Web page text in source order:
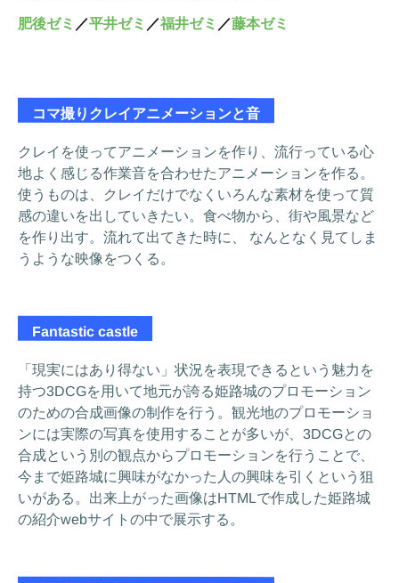
肥後ゼミ ／平井ゼミ ／福井ゼミ ／藤本ゼミ
コマ撮りクレイアニメーションと音
クレイを使ってアニメーションを作り、流行っている心
地よく感じる作業音を合わせたアニメーションを作る。
使うものは、クレイだけでなくいろんな素材を使って質
感の違いを出していきたい。食べ物から、街や風景など
を作り出す。流れて出てきた時に、 なんとなく見てしま
うような映像をつくる。
Fantastic castle
「現実にはあり得ない」状況を表現できるという魅力を
持つ3DCGを用いて地元が誇る姫路城のプロモーション
のための合成画像の制作を行う。観光地のプロモーショ
ンには実際の写真を使用することが多いが、3DCGとの
合成という別の観点からプロモーションを行うことで、
今まで姫路城に興味がなかった人の興味を引くという狙
いがある。出来上がった画像はHTMLで作成した姫路城
の紹介webサイトの中で展示する。